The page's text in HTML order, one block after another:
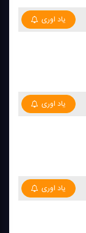
یاد اوری
یاد اوری
یاد اوری